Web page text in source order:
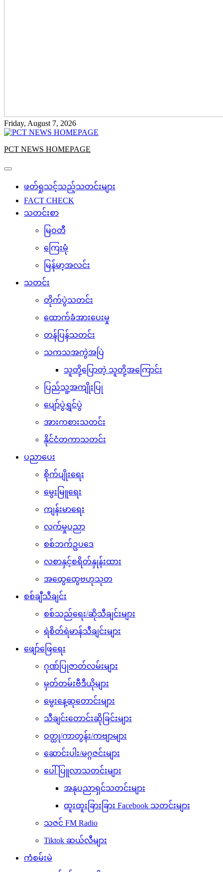
Friday, August 7, 2026
PCT NEWS HOMEPAGE
ဖတ်ရှုသင့်သည့်သတင်းများ
FACT CHECK
သတင်းစာ
မြဝတီ
ကြေးမုံ
မြန်မာ့အလင်း
သတင်း
တိုက်ပွဲသတင်း
ထောက်ခံအားပေးမှု
တန်ပြန်သတင်း
သကသအကွဲအပြဲ
သူတို့ပြောတဲ့ သူတို့အကြောင်း
ပြည်သူ့အကျိုးပြု
ပျော်ပွဲရွှင်ပွဲ
အားကစားသတင်း
နိုင်ငံတကာသတင်း
ပညာပေး
စိုက်ပျိုးရေး
မွေးမြူရေး
ကျန်းမာရေး
လက်မှုပညာ
စစ်ဘက်ဥပဒေ
လစာနှင့်စရိတ်နှုန်းထား
အထွေထွေဗဟုသုတ
စစ်ချီသီချင်း
စစ်သည်ရေး/ဆိုသီချင်းများ
ရဲစိတ်ရဲမာန်သီချင်းများ
ဖျော်ဖြေရေး
ဂုဏ်ပြုဇာတ်လမ်းများ
မှတ်တမ်းဗီဒီယိုများ
မွေးနေ့ဆုတောင်းများ
သီချင်းတောင်းဆိုခြင်းများ
ဝတ္ထု/ကာတွန်း/ကဗျာများ
ဆောင်းပါး/မဂ္ဂဇင်းများ
ပေါ်ပြူလာသတင်းများ
အနုပညာရှင်သတင်းများ
ထူးထူးခြားခြား Facebook သတင်းများ
သဇင် FM Radio
Tiktok ဆယ်လီများ
ကံစမ်းမဲ